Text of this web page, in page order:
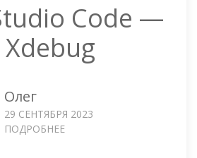
Code —
Олег
29 СЕНТЯБРЯ 2023
ПОДРОБНЕЕ